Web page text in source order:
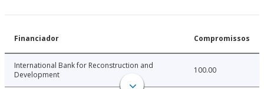
Financiador Compromissos
International Bank for Reconstruction and
Development
100.00